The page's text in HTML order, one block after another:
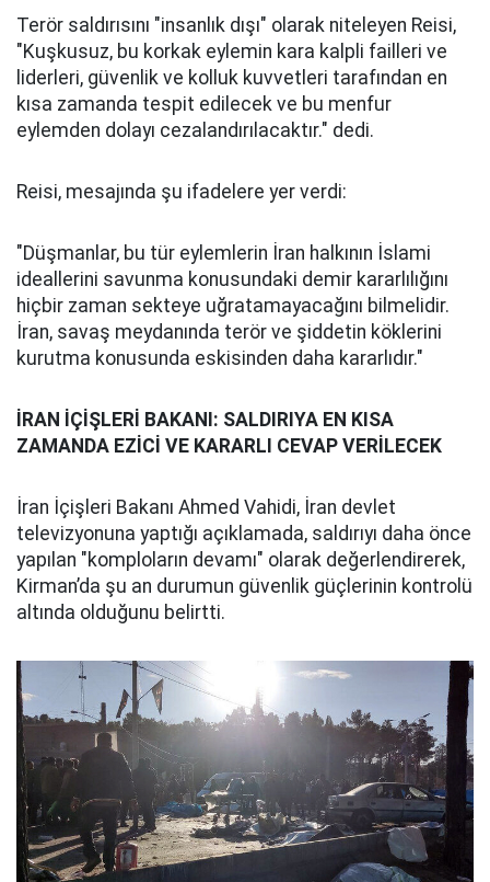
Terör saldırısını "insanlık dışı" olarak niteleyen Reisi,
"Kuşkusuz, bu korkak eylemin kara kalpli failleri ve
liderleri, güvenlik ve kolluk kuvvetleri tarafından en
kısa zamanda tespit edilecek ve bu menfur
eylemden dolayı cezalandırılacaktır." dedi.
Reisi, mesajında şu ifadelere yer verdi:
"Düşmanlar, bu tür eylemlerin İran halkının İslami
ideallerini savunma konusundaki demir kararlılığını
hiçbir zaman sekteye uğratamayacağını bilmelidir.
İran, savaş meydanında terör ve şiddetin köklerini
kurutma konusunda eskisinden daha kararlıdır."
İRAN İÇİŞLERİ BAKANI: SALDIRIYA EN KISA
ZAMANDA EZİCİ VE KARARLI CEVAP VERİLECEK
İran İçişleri Bakanı Ahmed Vahidi, İran devlet
televizyonuna yaptığı açıklamada, saldırıyı daha önce
yapılan "komploların devamı" olarak değerlendirerek,
Kirman’da şu an durumun güvenlik güçlerinin kontrolü
altında olduğunu belirtti.